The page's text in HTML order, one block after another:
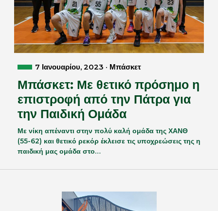
7 Ιανουαρίου, 2023 · Μπάσκετ
Μπάσκετ: Με θετικό πρόσημο η
επιστροφή από την Πάτρα για
την Παιδική Ομάδα
Με νίκη απέναντι στην πολύ καλή ομάδα της ΧΑΝΘ
(55-62) και θετικό ρεκόρ έκλεισε τις υποχρεώσεις της η
παιδική μας ομάδα στο…